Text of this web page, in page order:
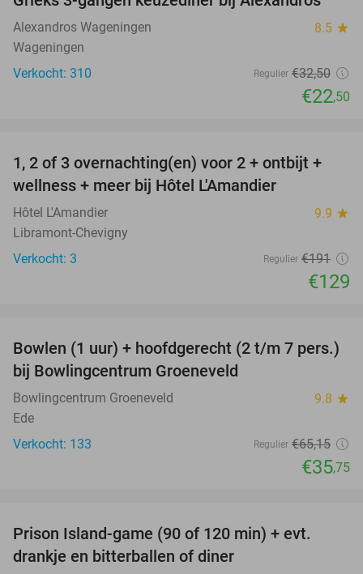
31%
Alexandros Wageningen 8.5 star
Wageningen
Verkocht: 310
Regulier €32,50
€22,50
32%
TODAY
1, 2 of 3 overnachting(en) voor 2 + ontbijt +
wellness + meer bij Hôtel L'Amandier
Hôtel L'Amandier 9.9 star
Libramont-Chevigny
Verkocht: 3
Regulier €191
€129
45%
Bowlen (1 uur) + hoofdgerecht (2 t/m 7 pers.)
bij Bowlingcentrum Groeneveld
Bowlingcentrum Groeneveld 9.8 star
Ede
Verkocht: 133
Regulier €65,15
€35,75
Prison Island-game (90 of 120 min) + evt.
drankje en bitterballen of diner